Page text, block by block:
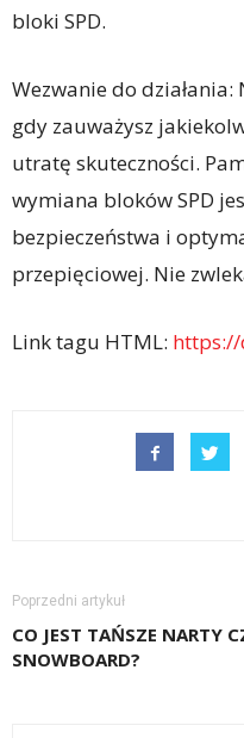
bloki SPD.
Wezwanie do działania:
gdy zauważysz
utratę skuteczności.
wymiana bloków SPD
bezpieczeństwa i
przepięciowej. Nie
Link tagu HTML:
Poprzedni artykuł
CO JEST TAŃSZE NARTY
SNOWBOARD?